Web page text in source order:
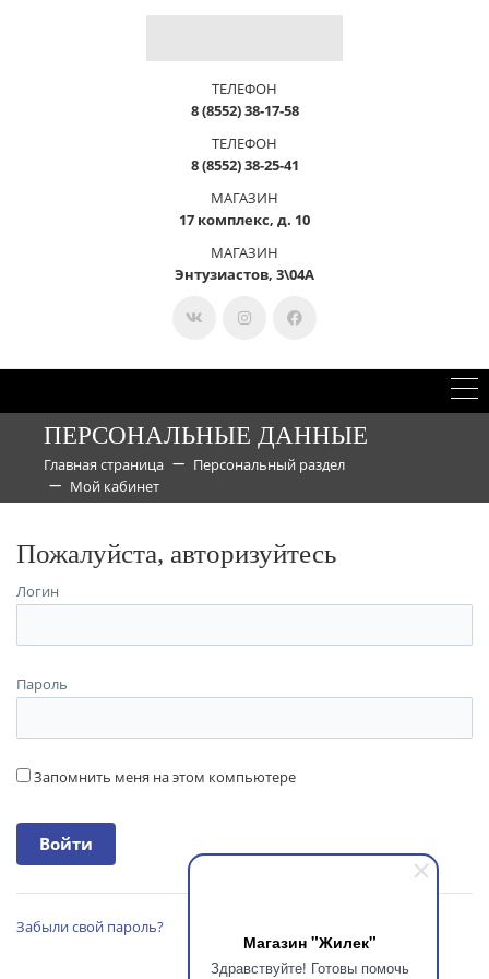
Магазин "Жилек"
Здравствуйте! Готовы помочь
ТЕЛЕФОН
8 (8552) 38-17-58
ТЕЛЕФОН
8 (8552) 38-25-41
МАГАЗИН
17 комплекс, д. 10
МАГАЗИН
Энтузиастов, 3\04А
ПЕРСОНАЛЬНЫЕ ДАННЫЕ
Главная страница
Персональный раздел
Мой кабинет
Пожалуйста, авторизуйтесь
Логин
Пароль
Запомнить меня на этом компьютере
Забыли свой пароль?